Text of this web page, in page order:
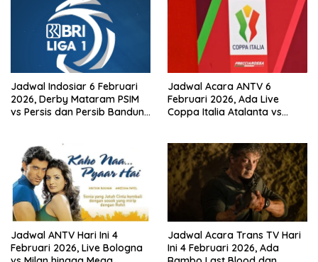
Jadwal Indosiar 6 Februari
2026, Derby Mataram PSIM
vs Persis dan Persib Bandung
Jadwal Acara ANTV 6
Februari 2026, Ada Live
Coppa Italia Atalanta vs
Tumhaara’
Jadwal ANTV Hari Ini 4
Februari 2026, Live Bologna
Jadwal Acara Trans TV Hari
Ini 4 Februari 2026, Ada